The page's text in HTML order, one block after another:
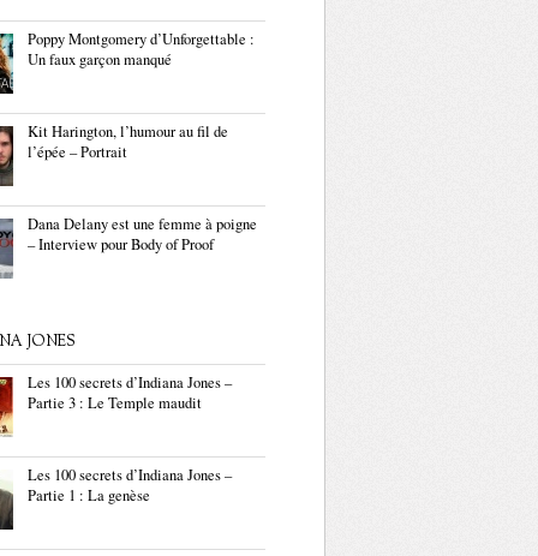
Poppy Montgomery d’Unforgettable :
Un faux garçon manqué
Kit Harington, l’humour au fil de
l’épée – Portrait
Dana Delany est une femme à poigne
– Interview pour Body of Proof
JONES
Les 100 secrets d’Indiana Jones –
Partie 3 : Le Temple maudit
Les 100 secrets d’Indiana Jones –
Partie 1 : La genèse